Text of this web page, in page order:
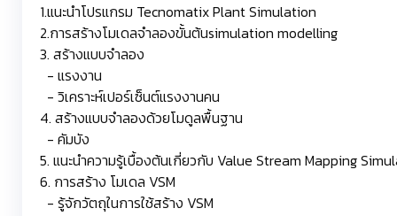
1.แนะนำโปรแกรม Tecnomatix Plant Simulation
2.การสร้างโมเดลจำลองขั้นต้นsimulation modelling
3. สร้างแบบจำลอง
- แรงงาน
- วิเคราะห์เปอร์เซ็นต์แรงงานคน
4. สร้างแบบจำลองด้วยโมดูลพื้นฐาน
- คัมบัง
5. แนะนำความรู้เบื้องต้นเกี่ยวกับ Value Stream Mapping
6. การสร้าง โมเดล VSM
- รู้จักวัตถุในการใช้สร้าง VSM